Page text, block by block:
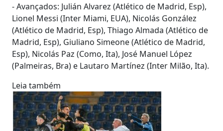
- Avançados: Julián Alvarez (Atlético de Madrid, Esp),
Lionel Messi (Inter Miami, EUA), Nicolás González
(Atlético de Madrid, Esp), Thiago Almada (Atlético de
Madrid, Esp), Giuliano Simeone (Atlético de Madrid,
Esp), Nicolás Paz (Como, Ita), José Manuel López
(Palmeiras, Bra) e Lautaro Martínez (Inter Milão, Ita).
Leia também